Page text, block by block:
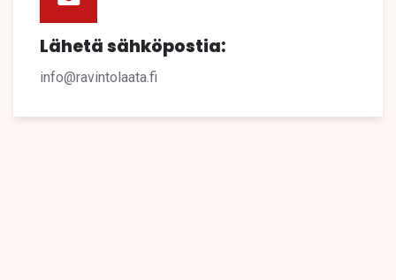
Lähetä sähköpostia:
info@ravintolaata.fi